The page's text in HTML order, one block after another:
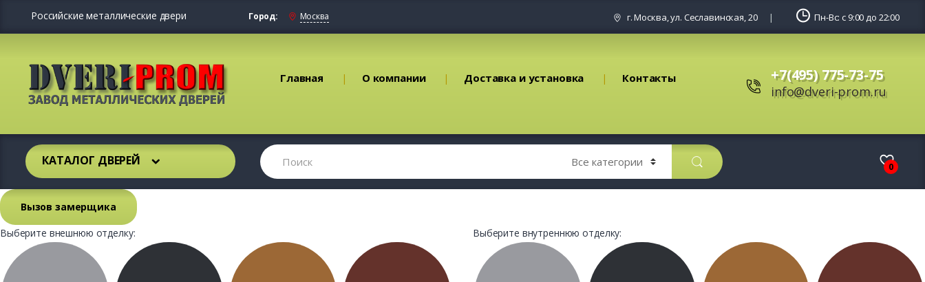
Российские металлические двери Город: Москва г. Москва, ул. Сеславинская, 20 Пн-Вс: с 9:00 до 22:00
Главная О компании Доставка и установка Контакты +7(495) 775-73-75
info@dveri-prom.ru
КАТАЛОГ ДВЕРЕЙ 0
Вызов замерщика
Выберите внешнюю отделку:
Выберите внутреннюю отделку: